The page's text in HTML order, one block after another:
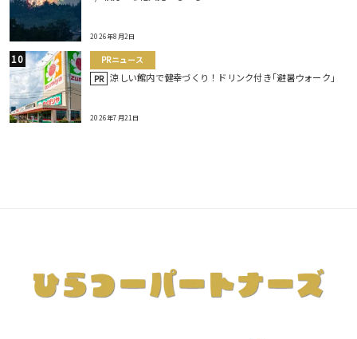
2026年8月2日
PRニュース
PR 涼しい館内で健幸づくり！ドリンク付き｢避暑ウォーク｣
2026年7月21日